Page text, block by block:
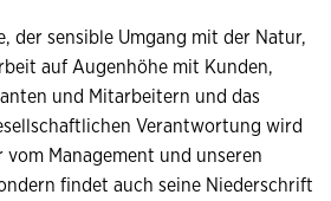
der sensible Umgang mit der Natur,
auf Augenhöhe mit Kunden,
und Mitarbeitern und das
Verantwortung wird
Management und unseren
findet auch seine Niederschrift